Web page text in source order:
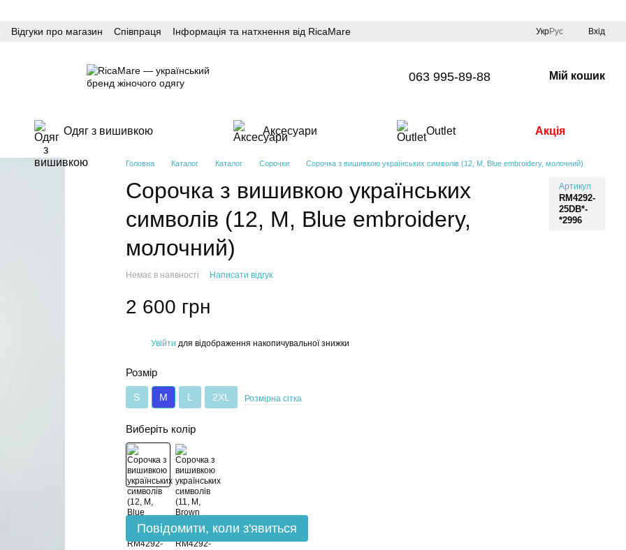
Відгуки про магазин Співпраця Інформація та натхнення від RicaMare УкрРус Вхід
063 995-89-88 Мій кошик
Одяг з вишивкою Аксесуари Outlet Акція
Головна Каталог Каталог Сорочки Сорочка з вишивкою українських символів (12, M, Blue embroidery, молочний)
Сорочка з вишивкою українських
символів (12, M, Blue embroidery,
молочний)
Артикул
RM4292-
25DB*-
*2996
Немає в наявності Написати відгук
2 600 грн
Увійти для відображення накопичувальної знижки
Розмір
S M L 2XL Розмірна сітка
Виберіть колір
Повідомити, коли з'явиться